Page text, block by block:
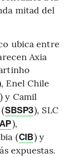
mitad del
ubica entre
Axia
Enel Chile
) y Camil
SBSP3), SLC
),
(CIB) y
expuestas.